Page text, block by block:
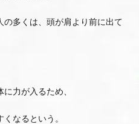
多くは、頭が肩より前に出て
力が入るため、
なるという。